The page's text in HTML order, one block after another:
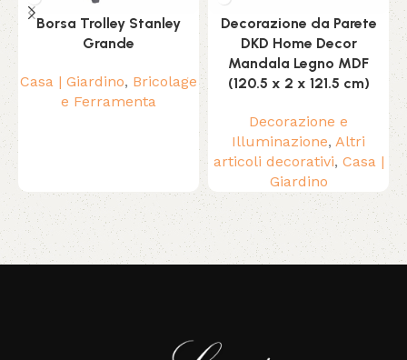
Borsa Trolley Stanley
Grande
Casa | Giardino, Bricolage
e Ferramenta
Decorazione da Parete
DKD Home Decor
Mandala Legno MDF
(120.5 x 2 x 121.5 cm)
Decorazione e
Illuminazione, Altri
articoli decorativi, Casa |
Giardino
Read More